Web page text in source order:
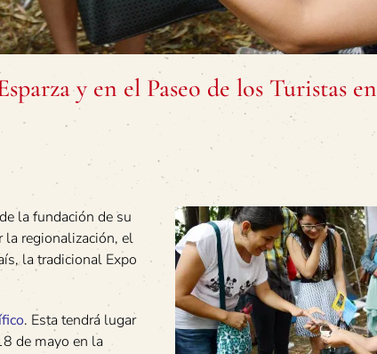
y en el Paseo de los Turistas en
la fundación de su
la regionalización, el
la tradicional Expo
. Esta tendrá lugar
de mayo en la